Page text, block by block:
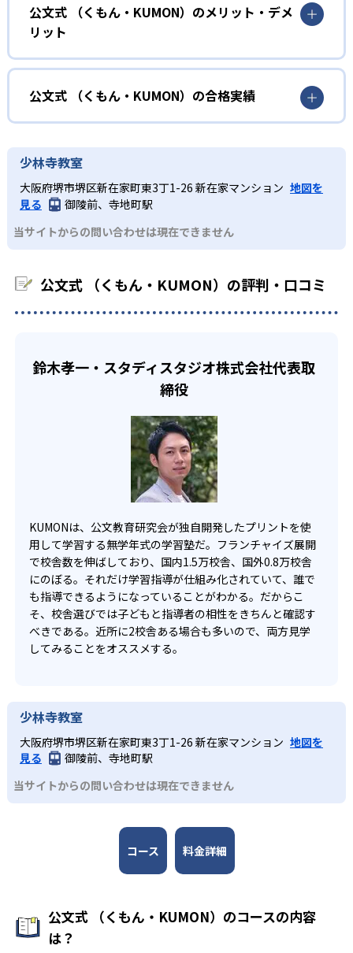
しさを経験できる。
ルステップで進んでいけるよう工夫されている。このスタ
イルは子どもの学習意欲をかき立てるため、教えてもらう
という受け身の姿勢ではなく、自ら進んで学ぶ姿勢を身に
つけられるだろう。
また、自学学習スタイルで学ぶ子どもたちは、自らの学習
課題に気がつくようになる。学年を超えた範囲も学習でき
るため、早い時期から高校教材に進む生徒もいる。
03 フレキシブルな受講スタイル
でも週2回受講できる。そのため、部活や他の習い事で忙し
らのオンライン受講と通室を組み合わせることも可能だ。
小学校に入る準備をしたい幼児向け
KUMONでは細かいステップに分かれた教材で、わかる楽し
さを経験しながら無理なく力を高めていける。
性格や学習への取り組み姿勢に合わせて内容も調整するた
め、小学校に入ってもつまずきにくい学力を身につけられ
るだろう。
中学に向けて苦手教科を克服したい子ども向け
KUMONでは経験豊富な先生が、子どものやる気を引き出せ
るよう適切なヒントを与えたり、声かけをしたりしてい
少しずつ苦手意識を克服できるだろう。
部活や習い事と両立したい生徒向け
KUMONでは、一人ひとりの学習状況やスケジュールに合わ
宿題の量や進め方に関しては、いつでも気軽に相談可能
だ。
公文式 （くもん・KUMON）のメリット・デメ
リット
どんなメリットがある？
KUMONでは自学自習スタイルで勉強するため、集中力や目
標に向かって頑張りやり抜く力を育むことができる。ま
た、年齢や学年にとらわれずに自分の学力に相応したレベ
ルから学習できるため、難しすぎてやる気を損ねたり、簡
単すぎて退屈することもない。
どんなデメリットがある？
KUMONでは、中高生のクラスでも数学・英語・国語の3教
科に限られるため、その他の教科に関しては他塾を検討す
る必要があるだろう。
公文式 （くもん・KUMON）の合格実績
KUMONは、公式サイトでは合格実績は公開していない。志
わせたい。
少林寺教室
大阪府堺市堺区新在家町東3丁1-26 新在家マンション 地図を
見る
御陵前、寺地町駅
当サイトからの問い合わせは現在できません
公文式 （くもん・KUMON）の評判・口コミ
鈴木孝一・スタディスタジオ株式会社代表取
締役
KUMONは、公文教育研究会が独自開発したプリントを使
用して学習する無学年式の学習塾だ。フランチャイズ展開
で校舎数を伸ばしており、国内1.5万校舎、国外0.8万校舎
にのぼる。それだけ学習指導が仕組み化されていて、誰で
も指導できるようになっていることがわかる。だからこ
そ、校舎選びでは子どもと指導者の相性をきちんと確認す
べきである。近所に2校舎ある場合も多いので、両方見学
してみることをオススメする。
少林寺教室
大阪府堺市堺区新在家町東3丁1-26 新在家マンション 地図を
見る
御陵前、寺地町駅
当サイトからの問い合わせは現在できません
コース 料金詳細
公文式 （くもん・KUMON）のコースの内容
は？